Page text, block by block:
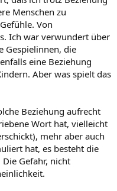
Menschen zu
Von
Ich war verwundert über
Gespielinnen, die
eine Beziehung
Aber was spielt das
Beziehung aufrecht
Wort hat, vielleicht
mehr aber auch
hat, es besteht die
Gefahr, nicht